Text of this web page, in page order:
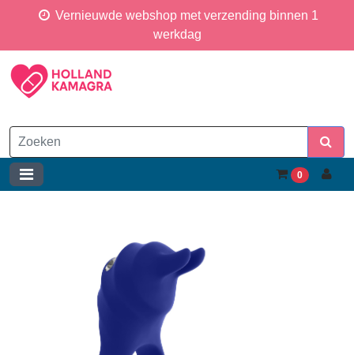
Vernieuwde webshop met verzending binnen 1
werkdag
0